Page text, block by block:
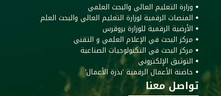
ꔷ وزارة التعليم العالي والبحث العلمي
ꔷ المنصات الرقمية لوزارة التعليم العالي والبحث العلم
ꔷ الأرضية الرقمية للوزارة بروقرس
ꔷ مركز البحث في الإعلام العلمي و التقني
ꔷ مركز البحث في التكنولوجيات الصناعية
ꔷ التوثيق الإلكتروني
ꔷ حاضنة الأعمال الرقمية 'بذرة الأعمال'
تواصل معنا